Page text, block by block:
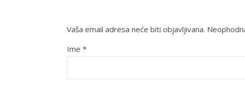
Vaša email adresa neće biti objavljivana.
Ime *